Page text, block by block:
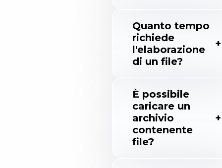
Quanto tempo
richiede
l'elaborazione
di un file?
È possibile
caricare un
archivio
contenente
file?